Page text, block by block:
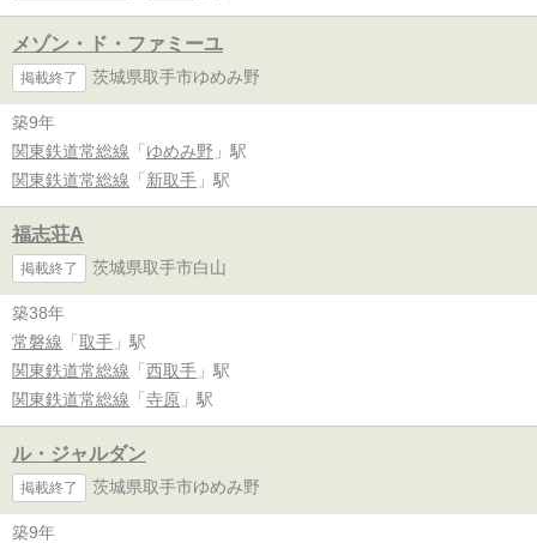
メゾン・ド・ファミーユ
掲載終了 茨城県取手市ゆめみ野
築9年
関東鉄道常総線 「 ゆめみ野 」駅
関東鉄道常総線 「 新取手 」駅
福志荘A
掲載終了 茨城県取手市白山
築38年
常磐線 「 取手 」駅
関東鉄道常総線 「 西取手 」駅
関東鉄道常総線 「 寺原 」駅
ル・ジャルダン
掲載終了 茨城県取手市ゆめみ野
築9年